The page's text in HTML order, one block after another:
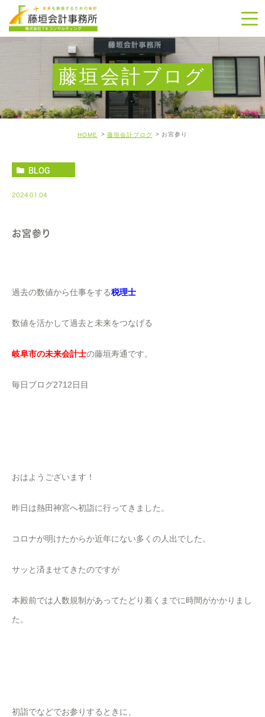
藤垣会計ブログ
HOME 藤垣会計ブログ お宮参り
BLOG
2024.01.04
お宮参り
過去の数値から仕事をする税理士
数値を活かして過去と未来をつなげる
岐阜市の未来会計士の藤垣寿通です。
毎日ブログ2712日目
おはようございます！
昨日は熱田神宮へ初詣に行ってきました。
コロナが明けたからか近年にない多くの人出でした。
サッと済ませてきたのですが
本殿前では人数規制があってたどり着くまでに時間がかかりまし
た。
初詣でなどでお参りするときに、